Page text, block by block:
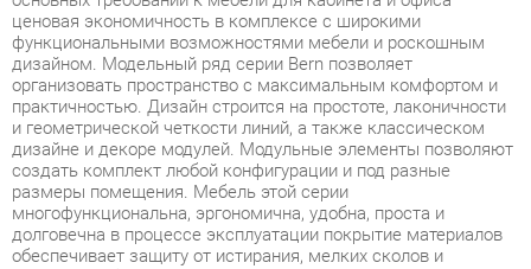
организовать пространство с максимальным комфортом и
практичностью. Дизайн строится на простоте, лаконичности
и геометрической четкости линий, а также классическом
дизайне и декоре модулей. Модульные элементы позволяют
создать комплект любой конфигурации и под разные
размеры помещения. Мебель этой серии
многофункциональна, эргономична, удобна, проста и
долговечна в процессе эксплуатации покрытие материалов
обеспечивает защиту от истирания, мелких сколов и
царапин. Кабинет Bern представлен в цветах темных орех,
светлый дуб и палисандр с сохранением уникального
древесного рисунка. Мебель изготовлена из высокопрочного
МДФ с покрытием ламинат. Кромка столешниц МДФ и